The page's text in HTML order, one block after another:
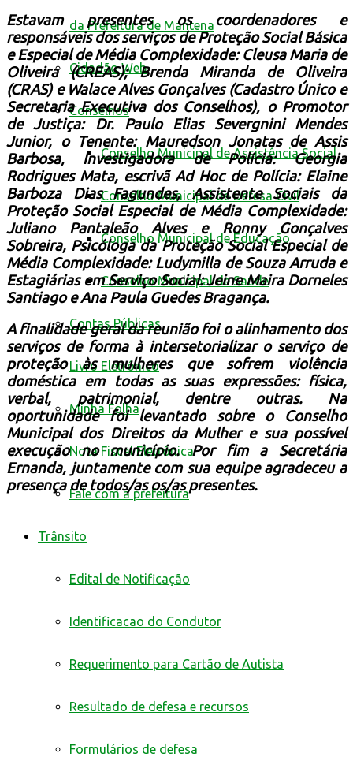
da Prefeitura de Mantena
Cidadão Web
Conselhos
Conselho Municipal de Assistência Social
Conselho Municipal de Defesa Civil
Conselho Municipal de Educação
Conselho Municipal de Saúde
Contas Públicas
Livro Eletrônico
Minha Folha
Nota Fiscal Eletrônica
Fale com a prefeitura
Trânsito
Edital de Notificação
Identificacao do Condutor
Requerimento para Cartão de Autista
Resultado de defesa e recursos
Formulários de defesa
Estavam presentes os coordenadores e
responsáveis dos serviços de Proteção Social Básica
e Especial de Média Complexidade: Cleusa Maria de
Oliveira (CREAS); Brenda Miranda de Oliveira
(CRAS) e Walace Alves Gonçalves (Cadastro Único e
Secretaria Executiva dos Conselhos), o Promotor
de Justiça: Dr. Paulo Elias Severgnini Mendes
Junior, o Tenente: Mauredson Jonatas de Assis
Barbosa, Investigadora de Polícia: Georgia
Rodrigues Mata, escrivã Ad Hoc de Polícia: Elaine
Barboza Dias Fagundes, Assistente Sociais da
Proteção Social Especial de Média Complexidade:
Juliano Pantaleão Alves e Ronny Gonçalves
Sobreira, Psicóloga da Proteção Social Especial de
Média Complexidade: Ludymilla de Souza Arruda e
Estagiárias em Serviço Social: Jeine Maira Dorneles
Santiago e Ana Paula Guedes Bragança.
A finalidade geral da reunião foi o alinhamento dos
serviços de forma à intersetorializar o serviço de
proteção às mulheres que sofrem violência
doméstica em todas as suas expressões: física,
verbal, patrimonial, dentre outras. Na
oportunidade foi levantado sobre o Conselho
Municipal dos Direitos da Mulher e sua possível
execução no município. Por fim a Secretária
Ernanda, juntamente com sua equipe agradeceu a
presença de todos/as os/as presentes.